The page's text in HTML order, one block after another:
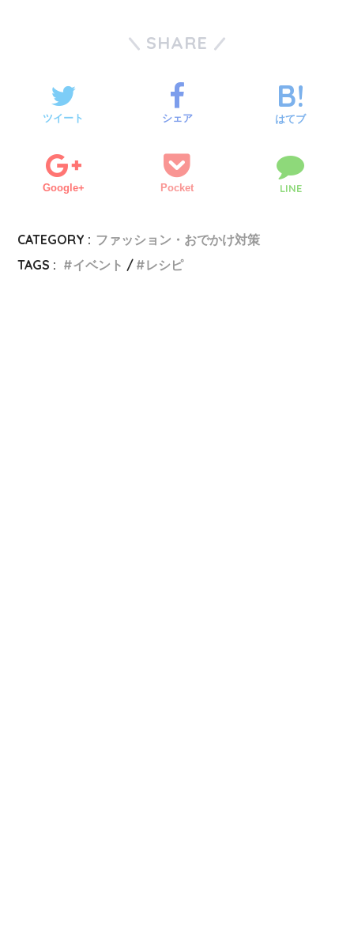
SHARE
ツイート シェア はてブ
Google+ Pocket LINE
CATEGORY : ファッション・おでかけ対策
TAGS :
イベント レシピ